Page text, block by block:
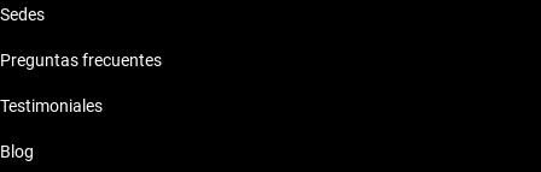
Sedes
Preguntas frecuentes
Testimoniales
Blog